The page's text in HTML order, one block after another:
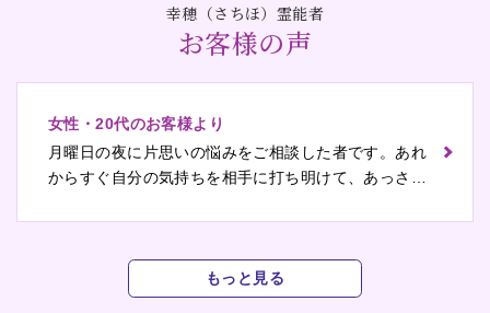
幸穂（さちほ）霊能者
お客様の声
女性・20代のお客様より
月曜日の夜に片思いの悩みをご相談した者です。あれ
からすぐ自分の気持ちを相手に打ち明けて、あっさり
で、舗道を歩いている様子が見える」という先生の一
もっと見る